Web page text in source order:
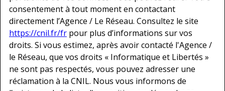
consentement à tout moment en contactant
directement l’Agence / Le Réseau. Consultez le site
https://cnil.fr/fr pour plus d’informations sur vos
droits. Si vous estimez, après avoir contacté l'Agence /
le Réseau, que vos droits « Informatique et Libertés »
ne sont pas respectés, vous pouvez adresser une
réclamation à la CNIL. Nous vous informons de